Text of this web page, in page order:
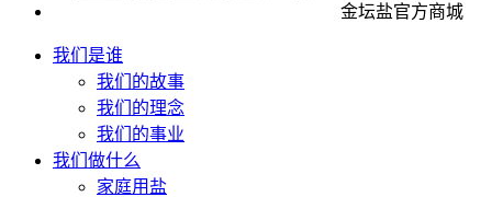
金坛盐官方商城
我们是谁
我们的故事
我们的理念
我们的事业
我们做什么
家庭用盐